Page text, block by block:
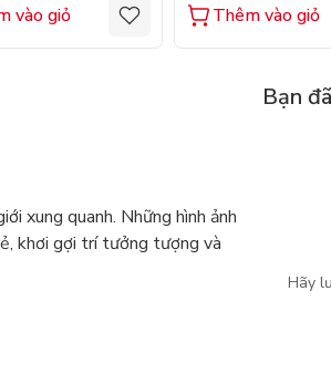
vào giỏ Thêm vào giỏ
xung quanh. Những hình ảnh
khơi gợi trí tưởng tượng và
Bạn
Hãy